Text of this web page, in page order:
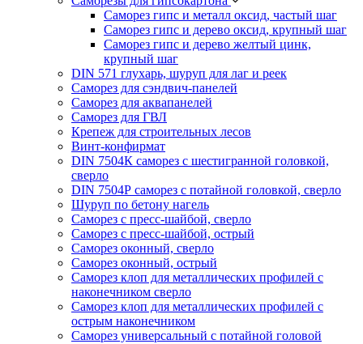
Саморез гипс и металл оксид, частый шаг
Саморез гипс и дерево оксид, крупный шаг
Саморез гипс и дерево желтый цинк,
крупный шаг
DIN 571 глухарь, шуруп для лаг и реек
Саморез для сэндвич-панелей
Саморез для аквапанелей
Саморез для ГВЛ
Крепеж для строительных лесов
Винт-конфирмат
DIN 7504К саморез с шестигранной головкой,
сверло
DIN 7504Р саморез с потайной головкой, сверло
Шуруп по бетону нагель
Саморез с пресс-шайбой, сверло
Саморез с пресс-шайбой, острый
Саморез оконный, сверло
Саморез оконный, острый
Саморез клоп для металлических профилей с
наконечником сверло
Саморез клоп для металлических профилей с
острым наконечником
Саморез универсальный с потайной головой